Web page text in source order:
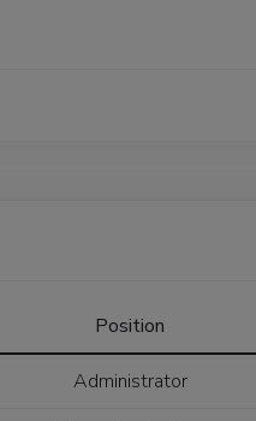
Position
Administrator